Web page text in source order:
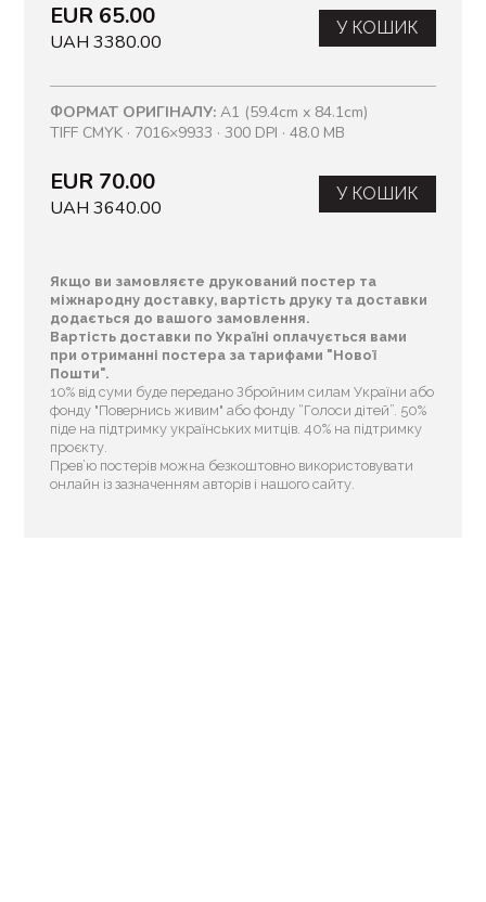
EUR 65.00
UAH 3380.00
У КОШИК
ФОРМАТ ОРИГІНАЛУ: A1 (59.4cm x 84.1cm)
TIFF CMYK · 7016×9933 · 300 DPI · 48.0 MB
EUR 70.00
UAH 3640.00
У КОШИК
Якщо ви замовляєте друкований постер та
міжнародну доставку, вартість друку та доставки
додається до вашого замовлення.
Вартість доставки по Україні оплачується вами
при отриманні постера за тарифами "Нової
Пошти".
10% від суми буде передано Збройним силам України або
фонду "Повернись живим" або фонду “Голоси дітей”. 50%
піде на підтримку українських митців. 40% на підтримку
проєкту.
Прев’ю постерів можна безкоштовно використовувати
онлайн із зазначенням авторів і нашого сайту.